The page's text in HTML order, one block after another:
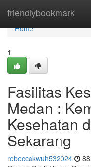
friendlybookmark
Home
Home
1
Fasilitas
Medan :
Kesehatan
Sekarang
rebeccakwuh532024